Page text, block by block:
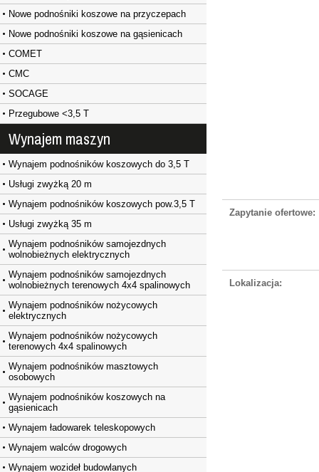
Nowe podnośniki koszowe na przyczepach
Nowe podnośniki koszowe na gąsienicach
COMET
CMC
SOCAGE
Przegubowe <3,5 T
Wynajem maszyn
Wynajem podnośników koszowych do 3,5 T
Usługi zwyżką 20 m
Wynajem podnośników koszowych pow.3,5 T
Usługi zwyżką 35 m
Wynajem podnośników samojezdnych
wolnobieżnych elektrycznych
Wynajem podnośników samojezdnych
wolnobieżnych terenowych 4x4 spalinowych
Wynajem podnośników nożycowych
elektrycznych
Wynajem podnośników nożycowych
terenowych 4x4 spalinowych
Wynajem podnośników masztowych
osobowych
Wynajem podnośników koszowych na
gąsienicach
Wynajem ładowarek teleskopowych
Wynajem walców drogowych
Wynajem wozideł budowlanych
Zapytanie ofertowe:
Lokalizacja: